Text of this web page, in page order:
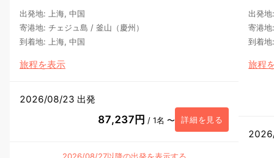
出発地: 上海, 中国
寄港地: チェジュ島 / 釜山（慶州）
到着地: 上海, 中国
旅程を表示
2026/08/23 出発
87,237円 / 1名 〜 詳細を見る
出発地
寄港地
到着地
旅程